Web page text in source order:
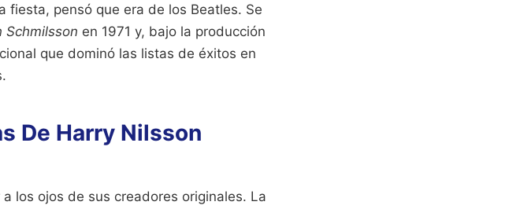
fiesta, pensó que era de los Beatles. Se
Schmilsson en 1971 y, bajo la producción
que dominó las listas de éxitos en
De Harry Nilsson
los ojos de sus creadores originales. La